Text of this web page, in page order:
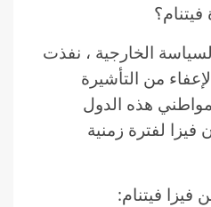
الخارجية ، نفذت
من التأشيرة
هذه الدول
فيزا لفترة زمنية
فيزا فيتنام: